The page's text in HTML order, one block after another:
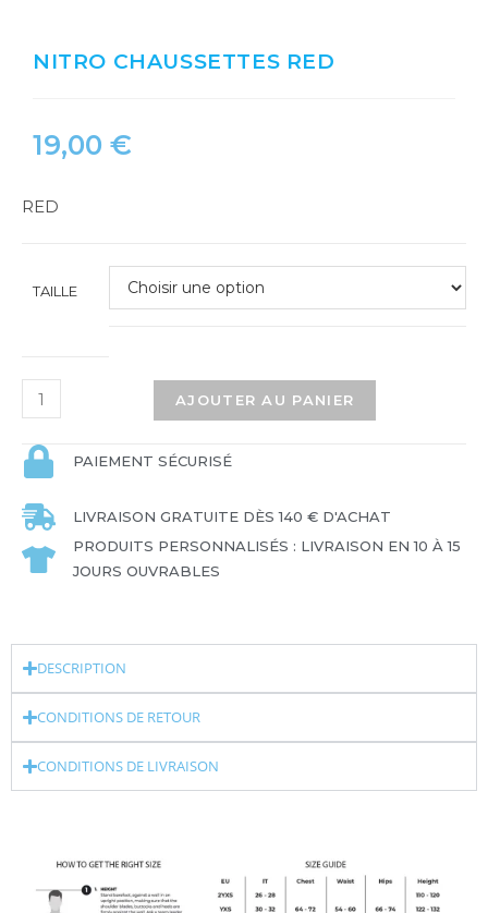
NITRO CHAUSSETTES RED
19,00 €
RED
TAILLE
AJOUTER AU PANIER
PAIEMENT SÉCURISÉ
LIVRAISON GRATUITE DÈS 140 € D'ACHAT
PRODUITS PERSONNALISÉS : LIVRAISON EN 10 À 15
JOURS OUVRABLES
DESCRIPTION
CONDITIONS DE RETOUR
CONDITIONS DE LIVRAISON